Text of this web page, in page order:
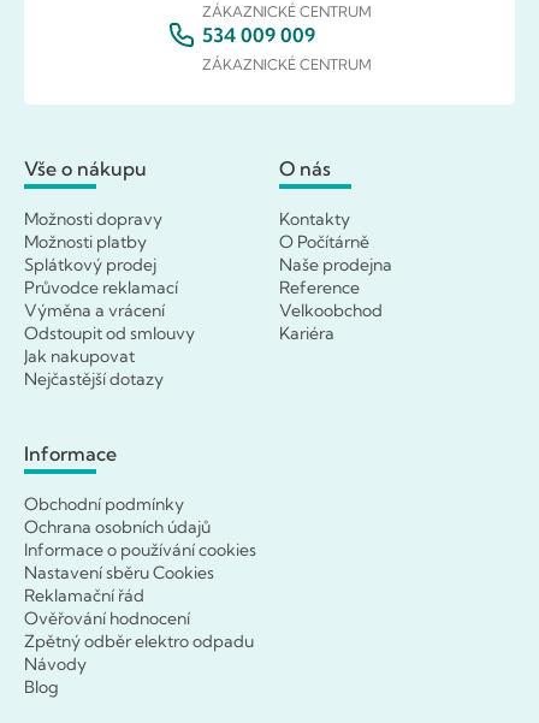
ZÁKAZNICKÉ CENTRUM
534 009 009
ZÁKAZNICKÉ CENTRUM
Vše o nákupu
Možnosti dopravy
Možnosti platby
Splátkový prodej
Průvodce reklamací
Výměna a vrácení
Odstoupit od smlouvy
Jak nakupovat
Nejčastější dotazy
O nás
Kontakty
O Počítárně
Naše prodejna
Reference
Velkoobchod
Kariéra
Informace
Obchodní podmínky
Ochrana osobních údajů
Informace o používání cookies
Nastavení sběru Cookies
Reklamační řád
Ověřování hodnocení
Zpětný odběr elektro odpadu
Návody
Blog